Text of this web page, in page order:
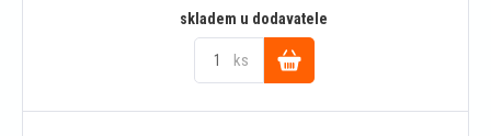
skladem u dodavatele
ks
Do